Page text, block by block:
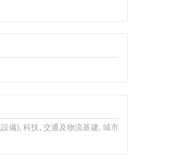
備), 科技, 交通及物流基建, 城市